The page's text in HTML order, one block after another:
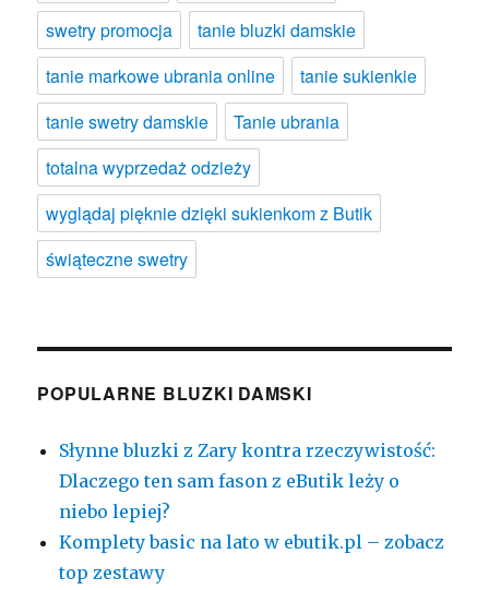
swetry promocja
tanie bluzki damskie
tanie markowe ubrania online
tanie sukienkie
tanie swetry damskie
Tanie ubrania
totalna wyprzedaż odzieży
wyglądaj pięknie dzięki sukienkom z Butik
świąteczne swetry
POPULARNE BLUZKI DAMSKI
Słynne bluzki z Zary kontra rzeczywistość:
Dlaczego ten sam fason z eButik leży o
niebo lepiej?
Komplety basic na lato w ebutik.pl – zobacz
top zestawy